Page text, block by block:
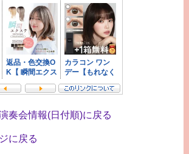
奏会情報(日付順)に戻る
に戻る